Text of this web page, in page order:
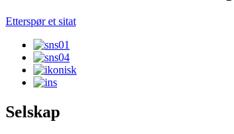
Etterspør et sitat
Selskap